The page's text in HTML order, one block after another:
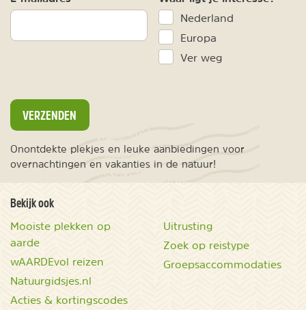
Nederland
Europa
Ver weg
VERZENDEN
Onontdekte plekjes en leuke aanbiedingen voor
overnachtingen en vakanties in de natuur!
Bekijk ook
Mooiste plekken op
aarde
wAARDEvol reizen
Natuurgidsjes.nl
Acties & kortingscodes
Uitrusting
Zoek op reistype
Groepsaccommodaties